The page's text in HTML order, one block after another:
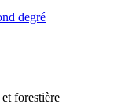
degré
forestière